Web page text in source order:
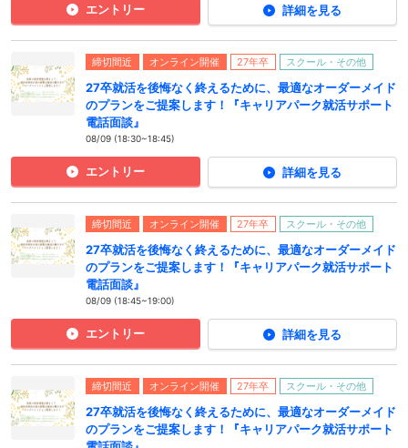
エントリー 詳細を見る
締切間近 オンライン開催 27年卒 スクール・その他
27卒就活を後悔なく終えるために、最適なオーダーメイド
のプランをご提案します！『キャリアパーク就活サポート
電話面談』
08/09 (18:30~18:45)
エントリー 詳細を見る
締切間近 オンライン開催 27年卒 スクール・その他
27卒就活を後悔なく終えるために、最適なオーダーメイド
のプランをご提案します！『キャリアパーク就活サポート
電話面談』
08/09 (18:45~19:00)
エントリー 詳細を見る
締切間近 オンライン開催 27年卒 スクール・その他
27卒就活を後悔なく終えるために、最適なオーダーメイド
のプランをご提案します！『キャリアパーク就活サポート